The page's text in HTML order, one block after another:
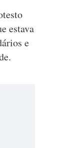
estava
e